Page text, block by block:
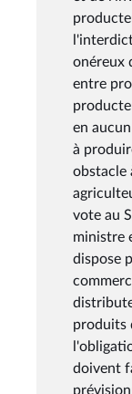
onéreux
entre
en
à
obstacle
vote au
ministre
dispose
produits
doivent